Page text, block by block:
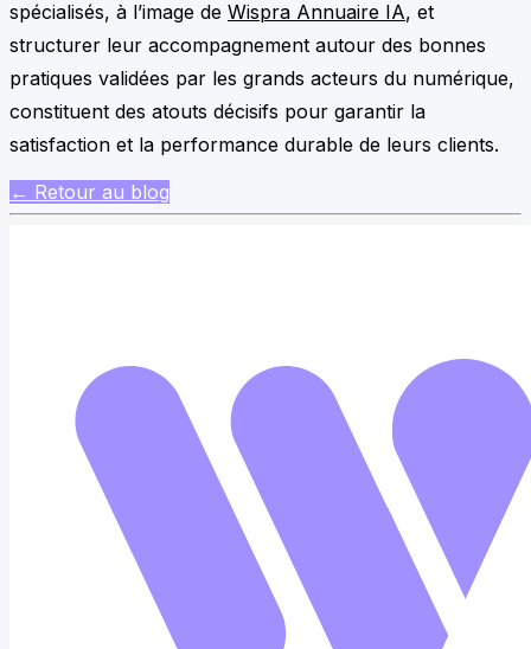
spécialisés, à l’image de Wispra Annuaire IA, et
structurer leur accompagnement autour des bonnes
pratiques validées par les grands acteurs du numérique,
constituent des atouts décisifs pour garantir la
satisfaction et la performance durable de leurs clients.
← Retour au blog